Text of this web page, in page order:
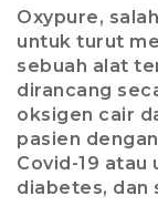
Oxypure,
untuk turut
sebuah alat
dirancang
oksigen cair
pasien
Covid-19
diabetes, dan